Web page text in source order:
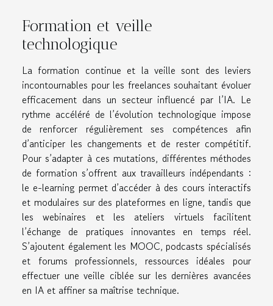
Formation et veille
technologique
La formation continue et la veille sont des leviers
incontournables pour les freelances souhaitant évoluer
efficacement dans un secteur influencé par l’IA. Le
rythme accéléré de l’évolution technologique impose
de renforcer régulièrement ses compétences afin
d’anticiper les changements et de rester compétitif.
Pour s’adapter à ces mutations, différentes méthodes
de formation s’offrent aux travailleurs indépendants :
le e-learning permet d’accéder à des cours interactifs
et modulaires sur des plateformes en ligne, tandis que
les webinaires et les ateliers virtuels facilitent
l’échange de pratiques innovantes en temps réel.
S’ajoutent également les MOOC, podcasts spécialisés
et forums professionnels, ressources idéales pour
effectuer une veille ciblée sur les dernières avancées
en IA et affiner sa maîtrise technique.